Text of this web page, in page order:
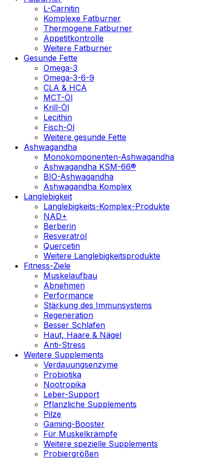
L-Carnitin
Komplexe Fatburner
Thermogene Fatburner
Appetitkontrolle
Weitere Fatburner
Gesunde Fette
Omega-3
Omega-3-6-9
CLA & HCA
MCT-Öl
Krill-Öl
Lecithin
Fisch-Öl
Weitere gesunde Fette
Ashwagandha
Monokomponenten-Ashwagandha
Ashwagandha KSM-66®
BIO-Ashwagandha
Ashwagandha Komplex
Langlebigkeit
Langlebigkeits-Komplex-Produkte
NAD+
Berberin
Resveratrol
Quercetin
Weitere Langlebigkeitsprodukte
Fitness-Ziele
Muskelaufbau
Abnehmen
Performance
Stärkung des Immunsystems
Regeneration
Besser Schlafen
Haut, Haare & Nägel
Anti-Stress
Weitere Supplements
Verdauungsenzyme
Probiotika
Nootropika
Leber-Support
Pflanzliche Supplements
Pilze
Gaming-Booster
Für Muskelkrämpfe
Weitere spezielle Supplements
Probiergrößen